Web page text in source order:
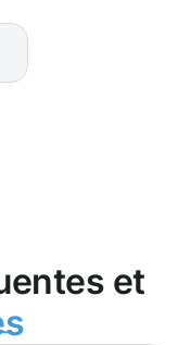
et